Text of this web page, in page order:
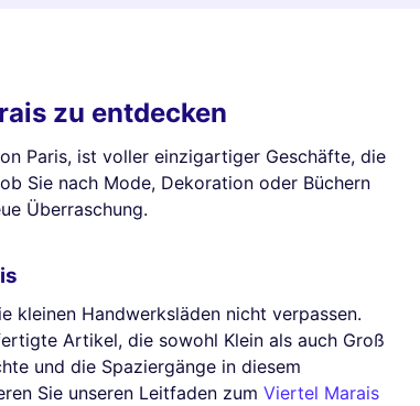
zu entdecken
Paris, ist voller einzigartiger Geschäfte, die
Sie nach Mode, Dekoration oder Büchern
Überraschung.
kleinen Handwerksläden nicht verpassen.
Artikel, die sowohl Klein als auch Groß
und die Spaziergänge in diesem
Sie unseren Leitfaden zum Viertel Marais